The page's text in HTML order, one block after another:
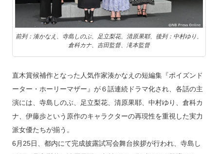
前列：湊かなえ、寺島しのぶ、足立梨花、清原果耶、後列：中村ゆり、
倉科カナ、吉田監督、滝本監督
直木賞候補作となった人気作家湊かなえの短編集『ポイズンド
ーター・ホーリーマザー』が６話連続ドラマ化され、各話の主
演には、寺島しのぶ、足立梨花、清原果耶、中村ゆり、倉科カ
ナ、伊藤歩という原作のキャラクターの再現性を重視した実力
派女優たちが揃う。
6月25日、都内にて完成披露試写会舞台挨拶が行われ、寺島し